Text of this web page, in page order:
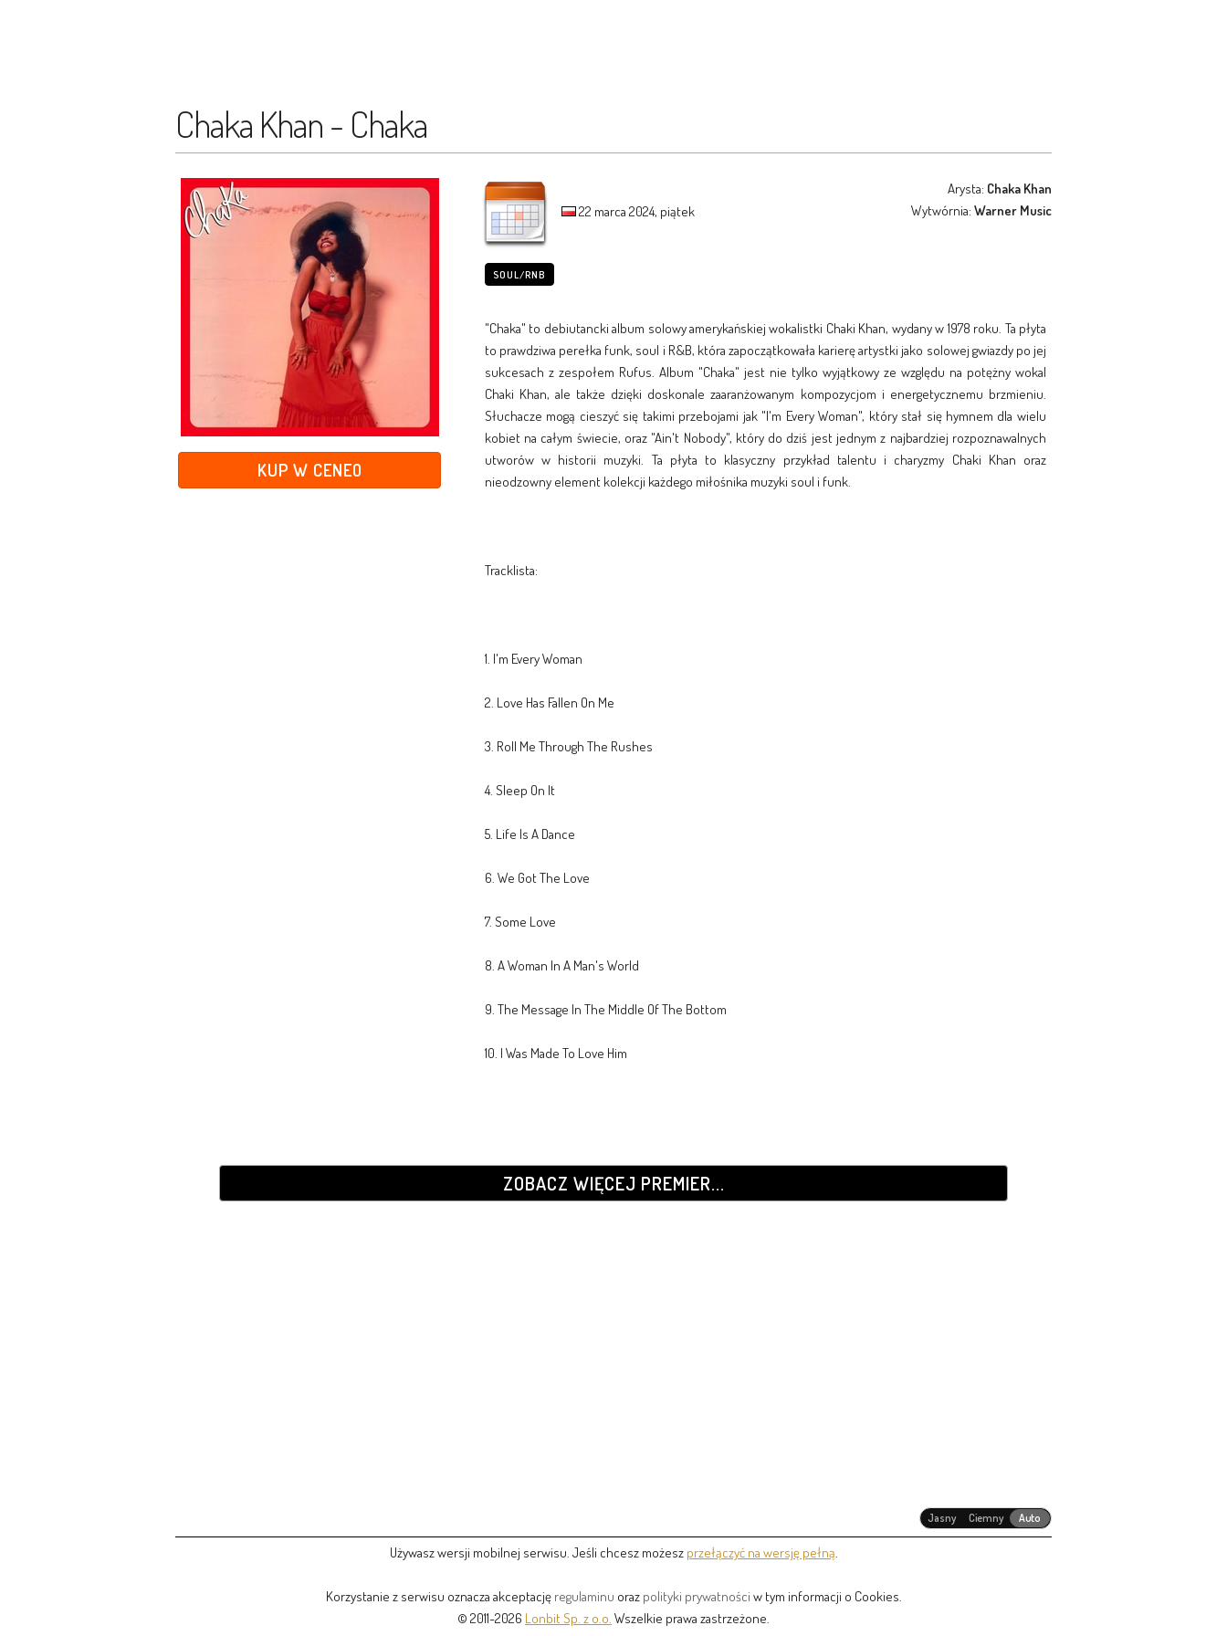
Chaka Khan - Chaka
KUP W CENEO
22 marca 2024, piątek
Arysta: Chaka Khan
Wytwórnia: Warner Music
SOUL/RNB
"Chaka" to debiutancki album solowy amerykańskiej wokalistki Chaki Khan, wydany w 1978 roku. Ta płyta
to prawdziwa perełka funk, soul i R&B, która zapoczątkowała karierę artystki jako solowej gwiazdy po jej
sukcesach z zespołem Rufus. Album "Chaka" jest nie tylko wyjątkowy ze względu na potężny wokal
Chaki Khan, ale także dzięki doskonale zaaranżowanym kompozycjom i energetycznemu brzmieniu.
Słuchacze mogą cieszyć się takimi przebojami jak "I'm Every Woman", który stał się hymnem dla wielu
kobiet na całym świecie, oraz "Ain't Nobody", który do dziś jest jednym z najbardziej rozpoznawalnych
utworów w historii muzyki. Ta płyta to klasyczny przykład talentu i charyzmy Chaki Khan oraz
nieodzowny element kolekcji każdego miłośnika muzyki soul i funk.
Tracklista:
1. I'm Every Woman
2. Love Has Fallen On Me
3. Roll Me Through The Rushes
4. Sleep On It
5. Life Is A Dance
6. We Got The Love
7. Some Love
8. A Woman In A Man's World
9. The Message In The Middle Of The Bottom
10. I Was Made To Love Him
ZOBACZ WIĘCEJ PREMIER...
Jasny Ciemny Auto
Używasz wersji mobilnej serwisu. Jeśli chcesz możesz przełączyć na wersję pełną
Korzystanie z serwisu oznacza akceptację regulaminu oraz polityki prywatności w tym informacji o Cookies.
© 2011-2026 Lonbit Sp. z o.o. Wszelkie prawa zastrzeżone.